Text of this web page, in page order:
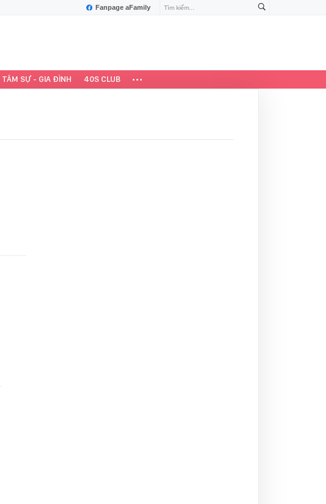
Fanpage aFamily
TÂM SỰ - GIA ĐÌNH 40S CLUB